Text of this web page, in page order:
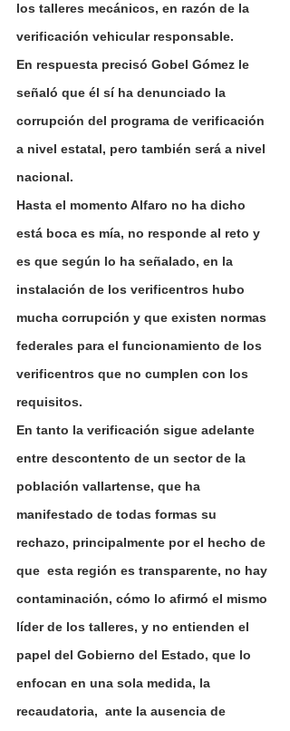
los talleres mecánicos, en razón de la
verificación vehicular responsable.
En respuesta precisó Gobel Gómez le
señaló que él sí ha denunciado la
corrupción del programa de verificación
a nivel estatal, pero también será a nivel
nacional.
Hasta el momento Alfaro no ha dicho
está boca es mía, no responde al reto y
es que según lo ha señalado, en la
instalación de los verificentros hubo
mucha corrupción y que existen normas
federales para el funcionamiento de los
verificentros que no cumplen con los
requisitos.
En tanto la verificación sigue adelante
entre descontento de un sector de la
población vallartense, que ha
manifestado de todas formas su
rechazo, principalmente por el hecho de
que  esta región es transparente, no hay
contaminación, cómo lo afirmó el mismo
líder de los talleres, y no entienden el
papel del Gobierno del Estado, que lo
enfocan en una sola medida, la
recaudatoria,  ante la ausencia de